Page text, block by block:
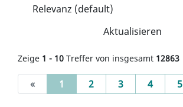
Aktualisieren
Zeige 1 - 10 Treffer von insgesamt 12863
« 1 (current)
2 3 4 5